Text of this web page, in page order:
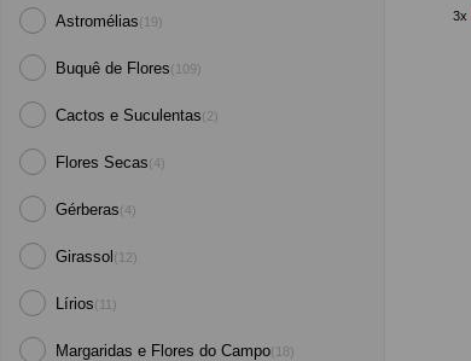
Astromélias(19)
Buquê de Flores(109)
Cactos e Suculentas(2)
Flores Secas(4)
Gérberas(4)
Girassol (12)
Lírios(11)
Margaridas e Flores do Campo(18)
3x